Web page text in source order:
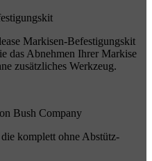
Markisen-Befestigungskit
das Abnehmen Ihrer Markise
zusätzliches Werkzeug.
Bush Company
komplett ohne Abstütz-